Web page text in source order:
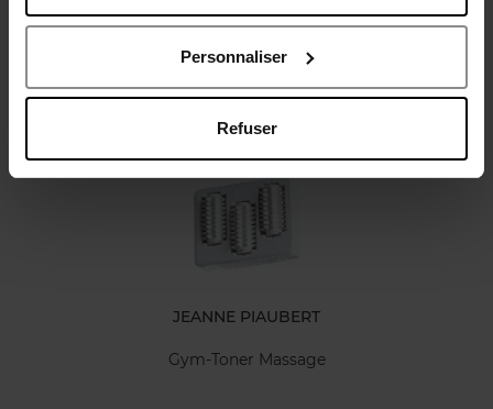
Personnaliser
Refuser
Review
Nog iets vergeten ?
JEANNE PIAUBERT
Gym-Toner Massage